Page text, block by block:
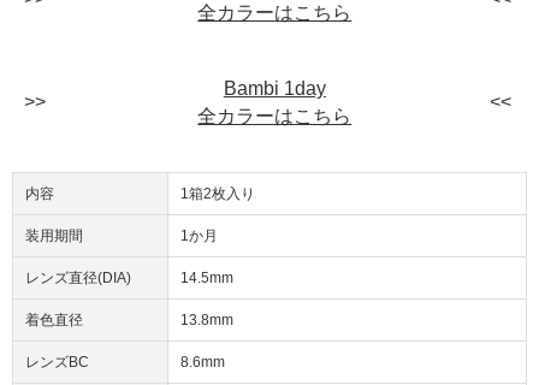
全カラーはこちら
Bambi 1day
全カラーはこちら
内容 1箱2枚入り
装用期間 1か月
レンズ直径(DIA) 14.5mm
着色直径 13.8mm
レンズBC 8.6mm